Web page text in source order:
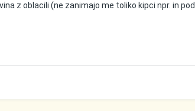
z oblacili (ne zanimajo me toliko kipci npr. in